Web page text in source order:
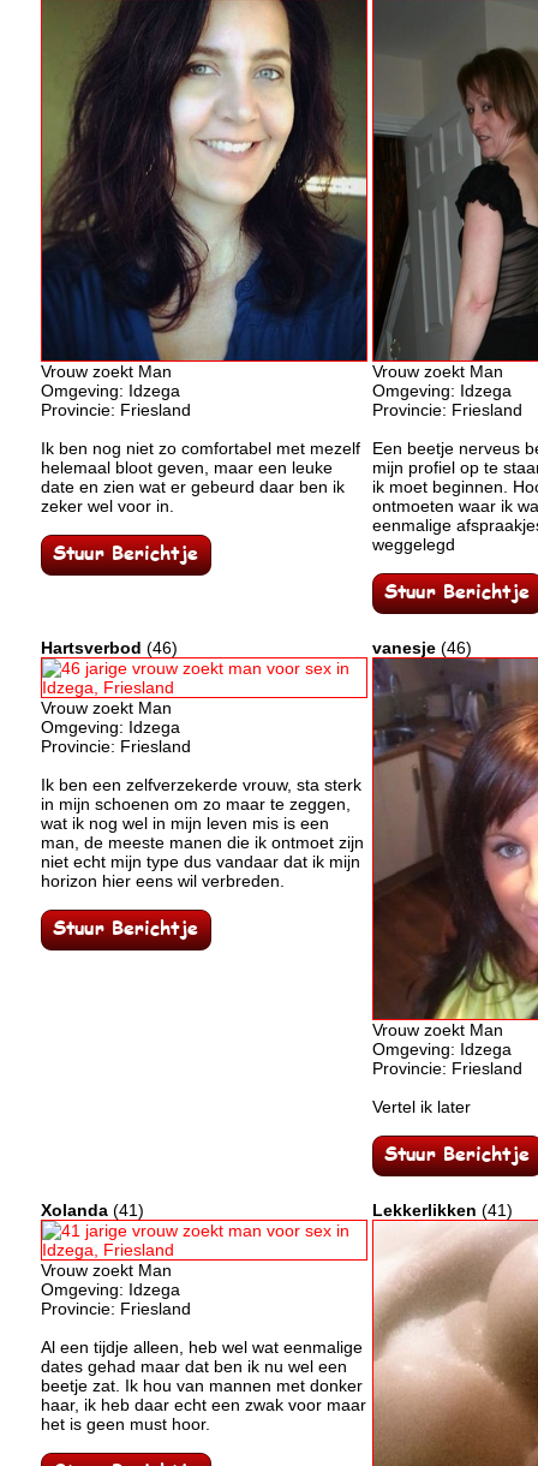
Vrouw zoekt Man
Omgeving: Idzega
Provincie: Friesland
Ik ben nog niet zo comfortabel met mezelf
helemaal bloot geven, maar een leuke
date en zien wat er gebeurd daar ben ik
zeker wel voor in.
Vrouw zoekt Man
Omgeving: Idzega
Provincie: Friesland
Een beetje nerveus
mijn profiel op te
ik moet beginnen.
ontmoeten waar ik
eenmalige
weggelegd
Hartsverbod (46)
Vrouw zoekt Man
Omgeving: Idzega
Provincie: Friesland
Ik ben een zelfverzekerde vrouw, sta sterk
in mijn schoenen om zo maar te zeggen,
wat ik nog wel in mijn leven mis is een
man, de meeste manen die ik ontmoet zijn
niet echt mijn type dus vandaar dat ik mijn
horizon hier eens wil verbreden.
vanesje (46)
Vrouw zoekt Man
Omgeving: Idzega
Provincie: Friesland
Vertel ik later
Xolanda (41)
Vrouw zoekt Man
Omgeving: Idzega
Provincie: Friesland
Al een tijdje alleen, heb wel wat eenmalige
dates gehad maar dat ben ik nu wel een
beetje zat. Ik hou van mannen met donker
haar, ik heb daar echt een zwak voor maar
het is geen must hoor.
Lekkerlikken (41)